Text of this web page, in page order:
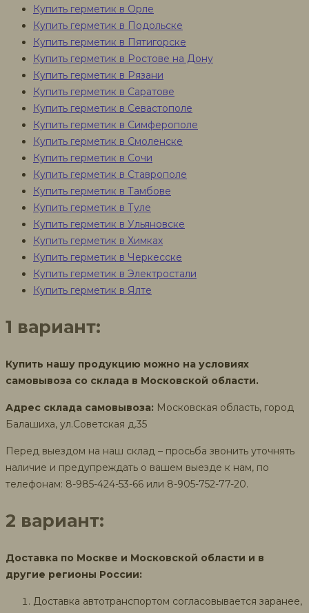
Купить герметик в Орле
Купить герметик в Подольске
Купить герметик в Пятигорске
Купить герметик в Ростове на Дону
Купить герметик в Рязани
Купить герметик в Саратове
Купить герметик в Севастополе
Купить герметик в Симферополе
Купить герметик в Смоленске
Купить герметик в Сочи
Купить герметик в Ставрополе
Купить герметик в Тамбове
Купить герметик в Туле
Купить герметик в Ульяновске
Купить герметик в Химках
Купить герметик в Черкесске
Купить герметик в Электростали
Купить герметик в Ялте
1 вариант:
Купить нашу продукцию можно на условиях
самовывоза со склада в Московской области.
Адрес склада самовывоза: Московская область, город
Балашиха, ул.Советская д.35
Перед выездом на наш склад – просьба звонить уточнять
наличие и предупреждать о вашем выезде к нам, по
телефонам: 8-985-424-53-66 или 8-905-752-77-20.
2 вариант:
Доставка по Москве и Московской области и в
другие регионы России:
Доставка автотранспортом согласовывается заранее,